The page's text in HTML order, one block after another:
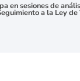
en sesiones de
a la Ley